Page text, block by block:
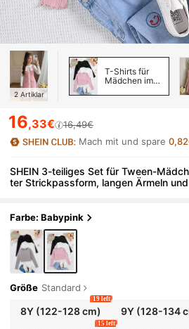
2 Artiklar
T-Shirts für
Mädchen im
16,33€
16,49€
Mach mit und spare
SHEIN 3-teiliges Set für Tween-
ter Strickpassform, langen Ärmeln
Farbe: Babypink
Größe Standard
8Y(122-128 cm)
19 left
9Y (128-134
15 left